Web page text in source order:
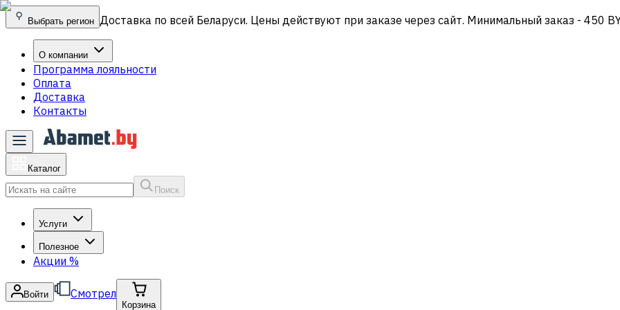
Выбрать регион Доставка по всей Беларуси. Цены действуют при заказе через сайт. Минимальный заказ - 450
О компании
Программа лояльности
Оплата
Доставка
Контакты
Каталог
Поиск
Услуги
Полезное
Акции %
Войти Смотрел
Корзина